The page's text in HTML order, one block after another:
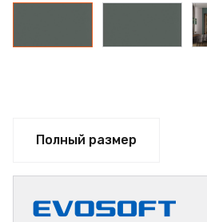
Полный размер